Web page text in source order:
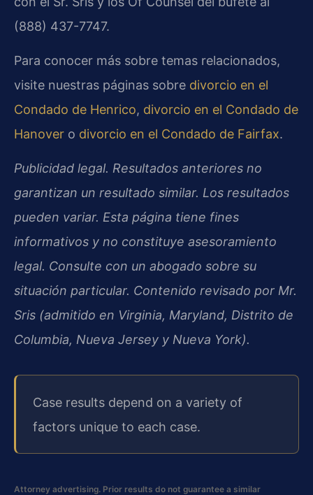
(888) 437-7747.
Para conocer más sobre temas relacionados,
visite nuestras páginas sobre divorcio en el
Condado de Henrico, divorcio en el Condado de
Hanover o divorcio en el Condado de Fairfax.
Publicidad legal. Resultados anteriores no
garantizan un resultado similar. Los resultados
pueden variar. Esta página tiene fines
informativos y no constituye asesoramiento
legal. Consulte con un abogado sobre su
situación particular. Contenido revisado por Mr.
Sris (admitido en Virginia, Maryland, Distrito de
Columbia, Nueva Jersey y Nueva York).
Case results depend on a variety of
factors unique to each case.
Attorney advertising. Prior results do not guarantee a similar